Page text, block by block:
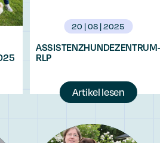
20 | 08 | 2025
RLP
Artikel lesen